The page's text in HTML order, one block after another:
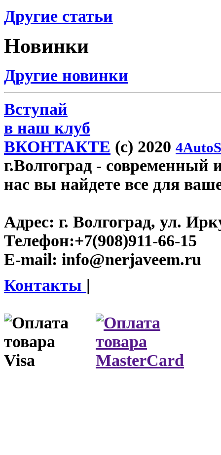
Другие статьи
Новинки
Другие новинки
Вступай
в наш клуб
ВКОНТАКТЕ (c) 2020
г.Волгоград - современный
нас вы найдете все для
Адрес: г. Волгоград, ул.
Телефон:+7(908)911-66-15
E-mail: info@nerjaveem.ru
Контакты |